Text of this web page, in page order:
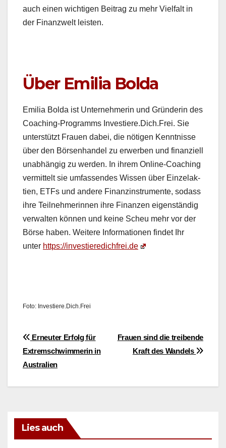
auch einen wichti­gen Beitrag zu mehr Vielfalt in
der Finanzwelt leis­ten.
Über Emilia Bolda
Emil­ia Bol­da ist Unternehmerin und Grün­derin des
Coach­ing-Pro­gramms Investiere.Dich.Frei. Sie
unter­stützt Frauen dabei, die nöti­gen Ken­nt­nisse
über den Börsen­han­del zu erwer­ben und finanziell
unab­hängig zu wer­den. In ihrem Online-Coach­ing
ver­mit­telt sie umfassendes Wis­sen über Einze­lak­
tien, ETFs und andere Finanzin­stru­mente, sodass
ihre Teil­nehmerin­nen ihre Finanzen eigen­ständig
ver­wal­ten kön­nen und keine Scheu mehr vor der
Börse haben. Weit­ere Infor­ma­tio­nen find­et Ihr
unter https://investieredichfrei.de
Foto: Investiere.Dich.Frei
Beitragsnavigation
Frauen sind die treibende
Kraft des Wandels
Erneuter Erfolg für
Extremschwimmerin in
Australien
Lies auch